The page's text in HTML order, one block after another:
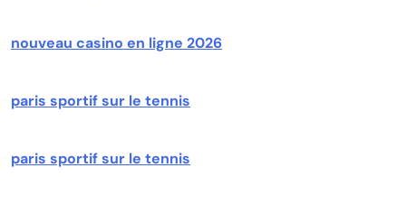
nouveau casino en ligne 2026
paris sportif sur le tennis
paris sportif sur le tennis